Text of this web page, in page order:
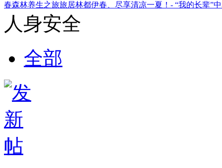
春森林养生之旅旅居林都伊春、尽享清凉一夏！- “我的长辈”
人身安全
全部